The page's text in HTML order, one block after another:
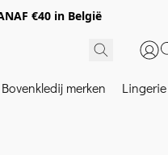
€40 in België
Bovenkledij merken